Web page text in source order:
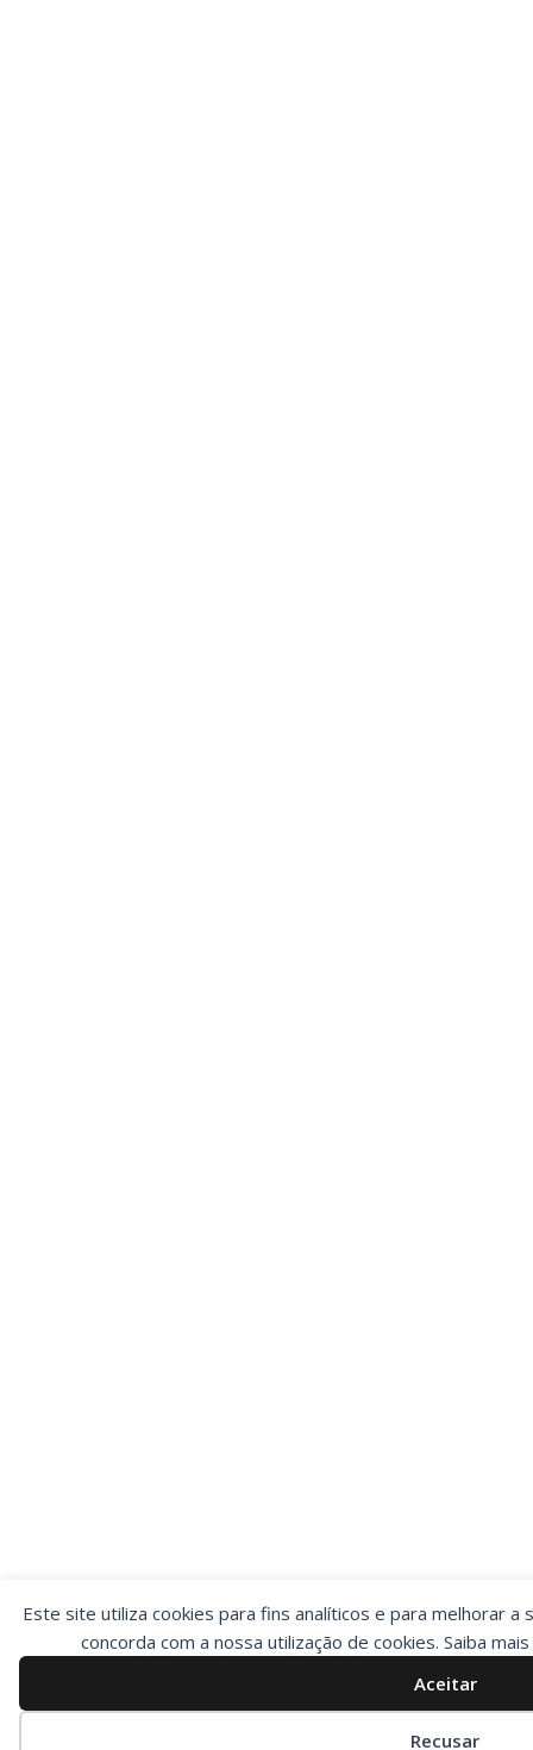
Este site utiliza cookies para fins analíticos e para melhorar a
concorda com a nossa utilização de cookies. Saiba
Aceitar
Recusar